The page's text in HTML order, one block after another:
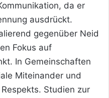
da er
ausdrückt.
gegenüber Neid
Fokus auf
In Gemeinschaften
Miteinander und
Studien zur